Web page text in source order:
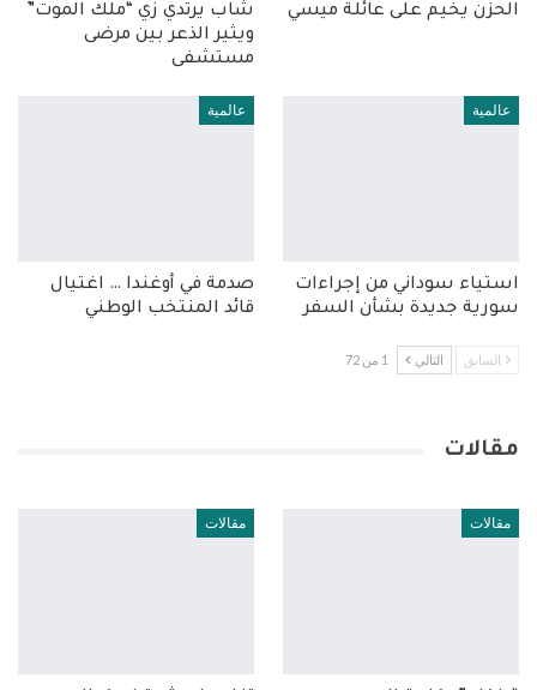
الحزن يخيم على عائلة ميسي
شاب يرتدي زي “ملك الموت”
ويثير الذعر بين مرضى
مستشفى
عالمية
استياء سوداني من إجراءات
سورية جديدة بشأن السفر
عالمية
صدمة في أوغندا … اغتيال
قائد المنتخب الوطني
السابق التالي 1 من 72
مقالات
مقالات مقالات